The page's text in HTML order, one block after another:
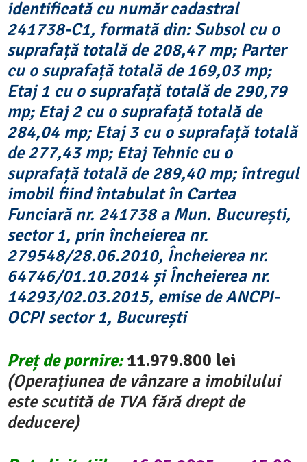
identificată cu număr cadastral
241738-C1, formată din: Subsol cu o
suprafață totală de 208,47 mp; Parter
cu o suprafață totală de 169,03 mp;
Etaj 1 cu o suprafață totală de 290,79
mp; Etaj 2 cu o suprafață totală de
284,04 mp; Etaj 3 cu o suprafață totală
de 277,43 mp; Etaj Tehnic cu o
suprafață totală de 289,40 mp; întregul
imobil fiind întabulat în Cartea
Funciară nr. 241738 a Mun. București,
sector 1, prin încheierea nr.
279548/28.06.2010, Încheierea nr.
64746/01.10.2014 și Încheierea nr.
14293/02.03.2015, emise de ANCPI-
OCPI sector 1, București
Preț de pornire:11.979.800 lei
(Operațiunea de vânzare a imobilului
este scutită de TVA fără drept de
deducere)